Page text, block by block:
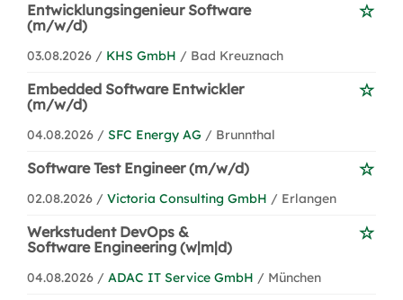
Entwicklungsingenieur Software
(m/w/d)
03.08.2026 / KHS GmbH / Bad Kreuznach
Embedded Software Entwickler
(m/w/d)
04.08.2026 / SFC Energy AG / Brunnthal
Software Test Engineer (m/w/d)
02.08.2026 / Victoria Consulting GmbH / Erlangen
Werkstudent DevOps &
Software Engineering (w|m|d)
04.08.2026 / ADAC IT Service GmbH / München